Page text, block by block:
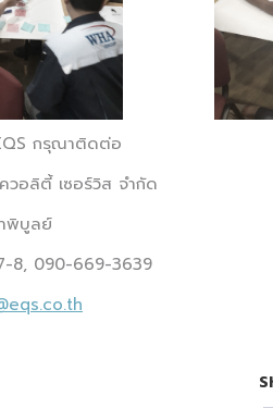
กรุณาติดต่อ
วอลิตี้ เซอร์วิส จำกัด
พิบูลย์
8, 090-669-3639